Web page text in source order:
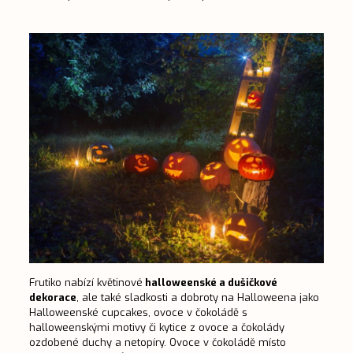
Frutiko nabízí květinové halloweenské a dušičkové
dekorace, ale také sladkosti a dobroty na Halloweena jako
Halloweenské cupcakes, ovoce v čokoládě s
halloweenskými motivy či kytice z ovoce a čokolády
ozdobené duchy a netopíry. Ovoce v čokoládě místo